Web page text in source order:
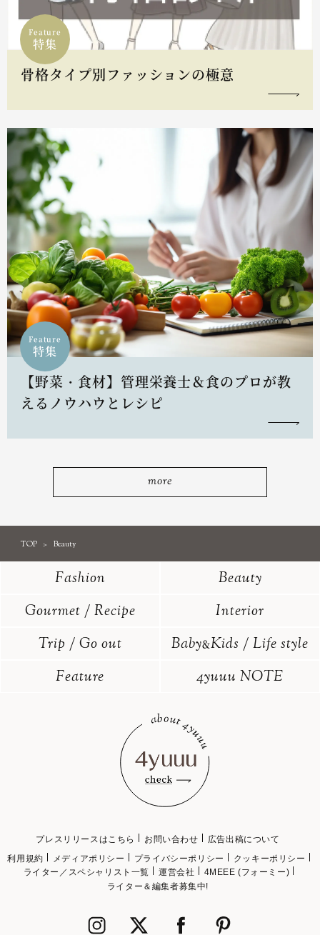
Feature
特集
骨格タイプ別ファッションの極意
Feature
特集
【野菜・食材】管理栄養士＆食のプロが教
えるノウハウとレシピ
more
TOP Beauty
Fashion
Beauty
Gourmet / Recipe
Interior
Trip / Go out
Baby&Kids / Life style
Feature
4yuuu NOTE
プレスリリースはこちら お問い合わせ
広告出稿について
利用規約
メディアポリシー プライバシーポリシー
クッキーポリシー
ライター／スペシャリスト一覧
運営会社
4MEEE (フォーミー)
ライター＆編集者募集中!